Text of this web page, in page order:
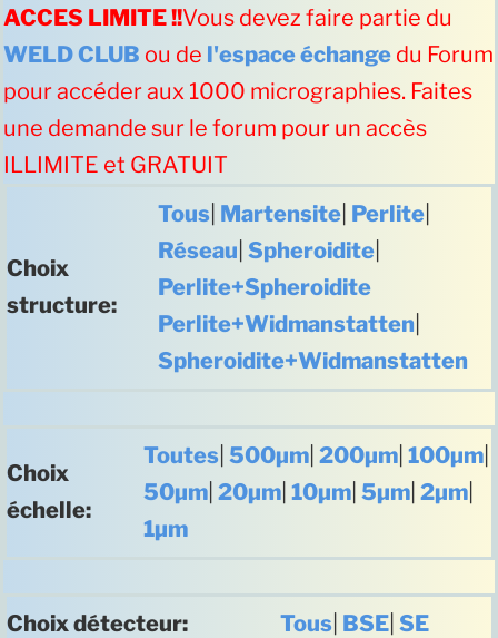
ACCES LIMITE !!Vous devez faire partie du
WELD CLUB ou de l'espace échange du Forum
pour accéder aux 1000 micrographies. Faites
une demande sur le forum pour un accès
ILLIMITE et GRATUIT
Choix
structure:
Tous Martensite Perlite
Réseau Spheroidite
Perlite+Spheroidite
Perlite+Widmanstatten
Spheroidite+Widmanstatten
Choix
échelle:
Toutes 500µm 200µm 100µm
50µm 20µm 10µm 5µm 2µm
1µm
Choix détecteur: Tous BSE SE